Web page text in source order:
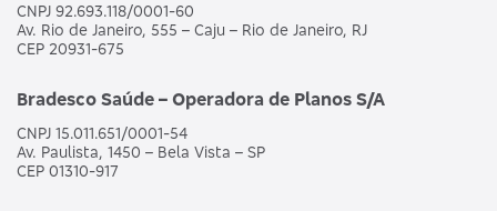
CNPJ 92.693.118/0001-60
Av. Rio de Janeiro, 555 – Caju – Rio de Janeiro, RJ
CEP 20931-675
Bradesco Saúde – Operadora de Planos S/A
CNPJ 15.011.651/0001-54
Av. Paulista, 1450 – Bela Vista – SP
CEP 01310-917